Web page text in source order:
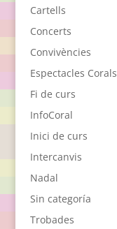
Cartells
Concerts
Convivències
Espectacles Corals
Fi de curs
InfoCoral
Inici de curs
Intercanvis
Nadal
Sin categoría
Trobades